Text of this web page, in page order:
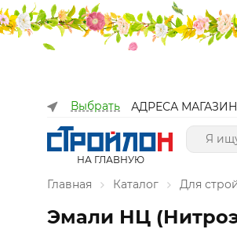
Выбрать АДРЕСА
НА ГЛАВНУЮ
Главная Каталог Для
Эмали НЦ